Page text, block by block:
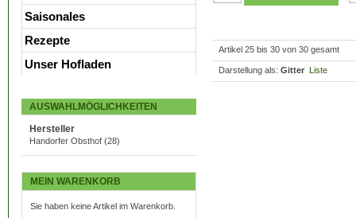
Artikel 25 bis 30 von 30 gesamt
Darstellung als: Gitter Liste
Saisonales
Rezepte
Unser Hofladen
AUSWAHLMÖGLICHKEITEN
Hersteller
Handorfer Obsthof (28)
MEIN WARENKORB
Sie haben keine Artikel im Warenkorb.